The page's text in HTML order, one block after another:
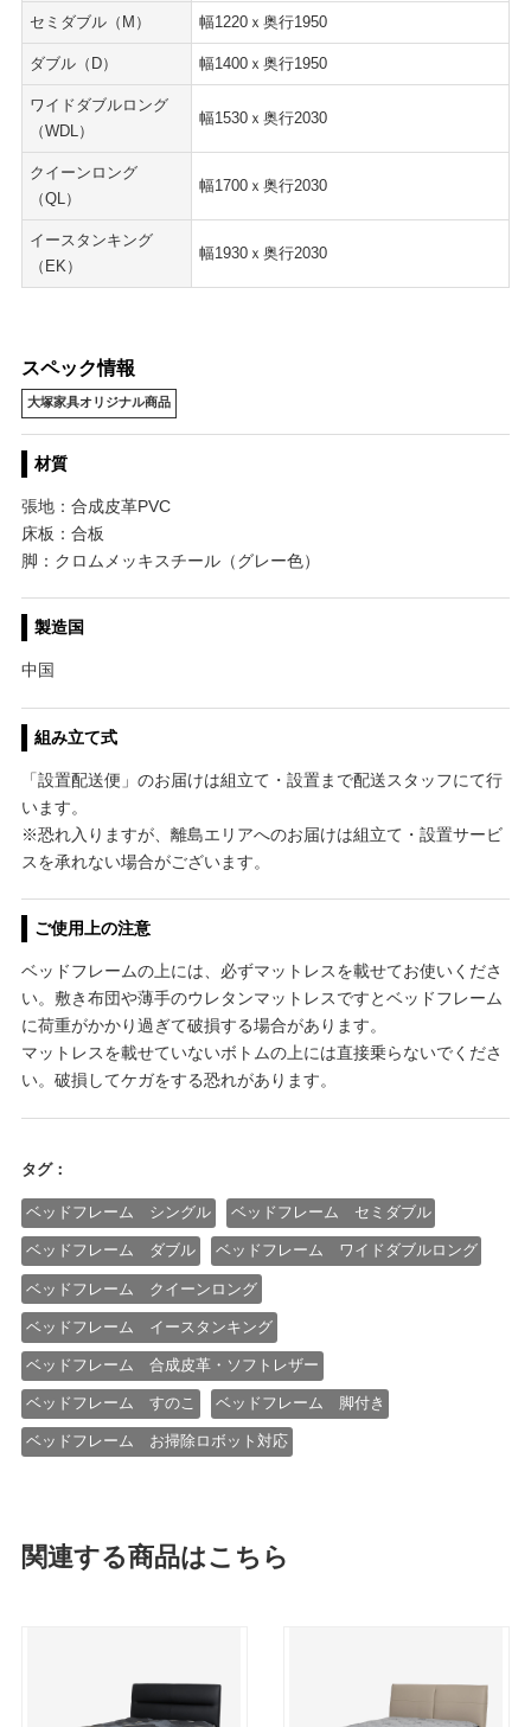
セミダブル（M） 幅1220ｘ奥行1950
ダブル（D） 幅1400ｘ奥行1950
ワイドダブルロング
（WDL）
幅1530ｘ奥行2030
クイーンロング
（QL）
幅1700ｘ奥行2030
イースタンキング
（EK）
幅1930ｘ奥行2030
スペック情報
大塚家具オリジナル商品
材質
張地：合成皮革PVC
床板：合板
脚：クロムメッキスチール（グレー色）
製造国
中国
組み立て式
「設置配送便」のお届けは組立て・設置まで配送スタッフにて行
います。
※恐れ入りますが、離島エリアへのお届けは組立て・設置サービ
スを承れない場合がございます。
ご使用上の注意
ベッドフレームの上には、必ずマットレスを載せてお使いくださ
い。敷き布団や薄手のウレタンマットレスですとベッドフレーム
に荷重がかかり過ぎて破損する場合があります。
マットレスを載せていないボトムの上には直接乗らないでくださ
い。破損してケガをする恐れがあります。
タグ：
ベッドフレーム シングル ベッドフレーム セミダブル
ベッドフレーム ダブル ベッドフレーム ワイドダブルロング
ベッドフレーム クイーンロング
ベッドフレーム イースタンキング
ベッドフレーム 合成皮革・ソフトレザー
ベッドフレーム すのこ ベッドフレーム 脚付き
ベッドフレーム お掃除ロボット対応
関連する商品はこちら